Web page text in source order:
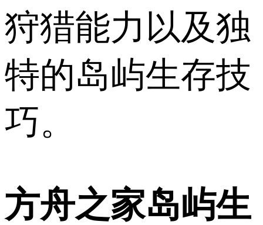
狩猎能力以及独
特的岛屿生存技
巧。
方舟之家岛屿生